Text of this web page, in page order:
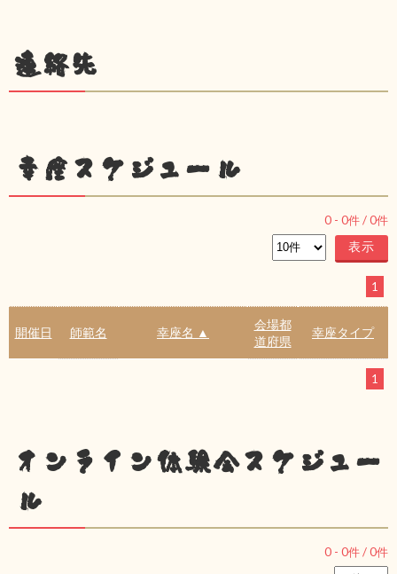
連絡先
幸座スケジュール
0 - 0件 /0件
1
開催日 師範名 幸座名 ▲
会場都
道府県
幸座タイプ
1
オンライン体験会スケジュー
ル
0 - 0件 /0件